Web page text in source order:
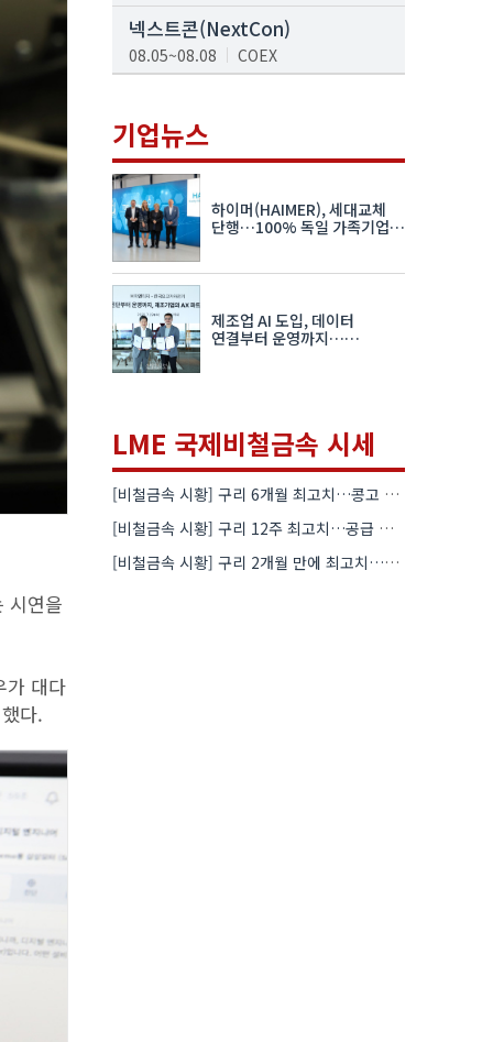
시연을
가 대다
다.
넥스트콘(NextCon)
08.05~08.08 COEX
08.19~08.21
K-PRINT
08.19~08.22
자율주행모빌리티산업전
08.25~08.27
차세대 반도체 패키징 산업전
08.26~08.28 수원컨벤션센터
기업뉴스
하이머(HAIMER), 세대교체
단행…100% 독일 가족기업
제조업 AI 도입, 데이터
연결부터 운영까지…
LME 국제비철금속 시세
[비철금속 시황] 구리 6개월 최고치…콩고 수출 규제에 공급 우려 확대
[비철금속 시황] 구리 12주 최고치…공급 부족 우려에 강세
[비철금속 시황] 구리 2개월 만에 최고치…재고 감소에 공급 부족 우려 확대